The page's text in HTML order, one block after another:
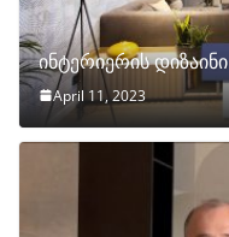
ინტერიერის დიზაინი
April 11, 2023